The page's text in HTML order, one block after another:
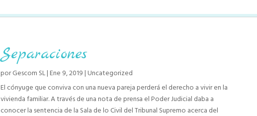
Separaciones
porGescom SL| Ene 9, 2019 | Uncategorized
El cónyuge que conviva con una nueva pareja perderá el derecho a vivir en la
vivienda familiar. A través de una nota de prensa el Poder Judicial daba a
conocer la sentencia de la Sala de lo Civil del Tribunal Supremo acerca del